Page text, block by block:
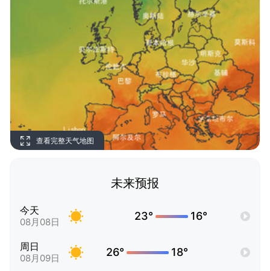
查看完整天气地图
未来预报
今天
08月08日 23° 16°
周日
08月09日 26° 18°